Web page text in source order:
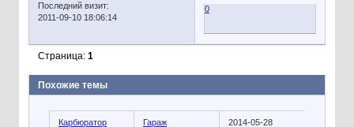
Последний визит:
2011-09-10 18:06:14
0
Страница: 1
Похожие темы
Карбюратор Гараж 2014-05-28